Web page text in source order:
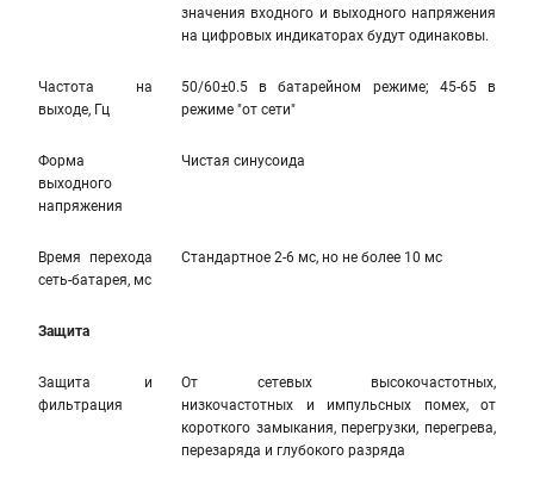
значения входного и выходного напряжения
на цифровых индикаторах будут одинаковы.
Частота на
выходе, Гц
50/60±0.5 в батарейном режиме; 45-65 в
режиме "от сети"
Форма
выходного
напряжения
Чистая синусоида
Время перехода
сеть-батарея, мс
Стандартное 2-6 мс, но не более 10 мс
Защита
Защита и
фильтрация
От сетевых высокочастотных,
низкочастотных и импульсных помех, от
короткого замыкания, перегрузки, перегрева,
перезаряда и глубокого разряда